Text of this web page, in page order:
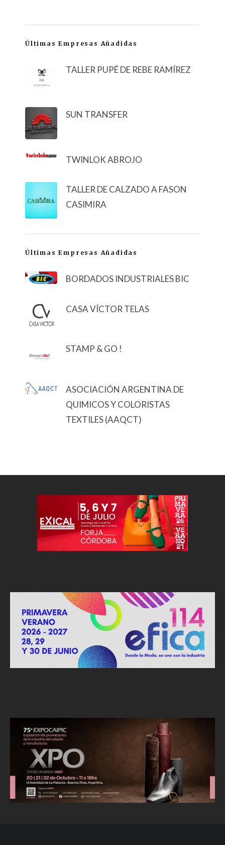
Últimas Empresas Añadidas
TALLER PUPÉ DE REBE RAMÍREZ
SUN TRANSFER
TWINLOK ABROJO
TALLER DE CALZADO A FASON
CASIMIRA
Últimas Empresas Añadidas
BORDADOS INDUSTRIALES BIC
CASA VÍCTOR TELAS
STAMP & GO !
ASOCIACIÓN ARGENTINA DE
QUIMICOS Y COLORISTAS
TEXTILES (AAQCT)